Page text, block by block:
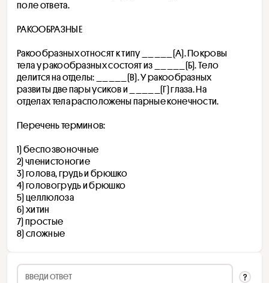
поле ответа.
РАКООБРАЗНЫЕ
Ракообразных относят к типу _____(A). Покровы
тела у ракообразных состоят из _____(Б). Тело
делится на отделы: _____(В). У ракообразных
развиты две пары усиков и _____(Г) глаза. На
отделах тела расположены парные конечности.
Перечень терминов:
1) беспозвоночные
2) членистоногие
3) ﻿﻿﻿голова, грудь и брюшко
4) ﻿﻿﻿головогрудь и брюшко
5) целлюлоза
6) хитин
7) простые
8) сложные